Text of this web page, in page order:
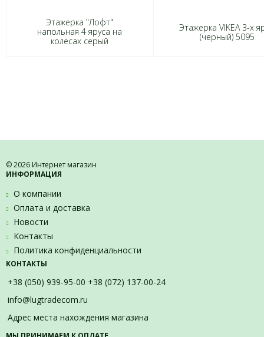
Этажерка "Лофт"
напольная 4 яруса на
колесах серый
Этажерка VIKEA 3-х
(черный) 5095
© 2026 Интернет магазин
ИНФОРМАЦИЯ
О компании
Оплата и доставка
Новости
Контакты
Политика конфиденциальности
КОНТАКТЫ
+38 (050) 939-95-00 +38 (072) 137-00-24
info@lugtradecom.ru
Адрес места нахождения магазина